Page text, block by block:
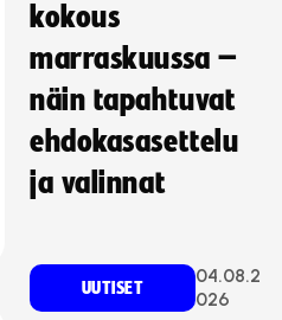
kokous
marraskuussa –
näin tapahtuvat
ehdokasasettelu
ja valinnat
UUTISET
04.08.2
026